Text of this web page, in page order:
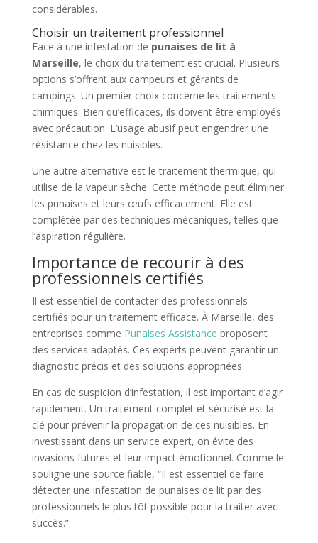
considérables.
Choisir un traitement professionnel
Face à une infestation de punaises de lit à
Marseille, le choix du traitement est crucial. Plusieurs
options s’offrent aux campeurs et gérants de
campings. Un premier choix concerne les traitements
chimiques. Bien qu’efficaces, ils doivent être employés
avec précaution. L’usage abusif peut engendrer une
résistance chez les nuisibles.
Une autre alternative est le traitement thermique, qui
utilise de la vapeur sèche. Cette méthode peut éliminer
les punaises et leurs œufs efficacement. Elle est
complétée par des techniques mécaniques, telles que
l’aspiration régulière.
Importance de recourir à des
professionnels certifiés
Il est essentiel de contacter des professionnels
certifiés pour un traitement efficace. À Marseille, des
entreprises comme Punaises Assistance proposent
des services adaptés. Ces experts peuvent garantir un
diagnostic précis et des solutions appropriées.
En cas de suspicion d’infestation, il est important d’agir
rapidement. Un traitement complet et sécurisé est la
clé pour prévenir la propagation de ces nuisibles. En
investissant dans un service expert, on évite des
invasions futures et leur impact émotionnel. Comme le
souligne une source fiable, “Il est essentiel de faire
détecter une infestation de punaises de lit par des
professionnels le plus tôt possible pour la traiter avec
succès.”